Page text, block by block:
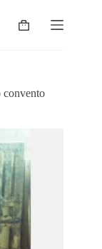
Carro
convento